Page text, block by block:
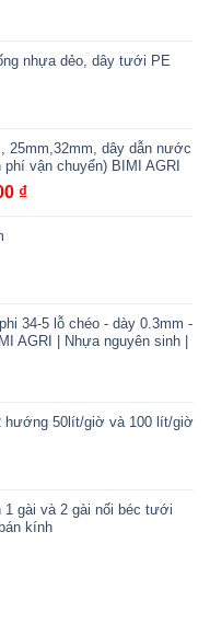
nhựa dẻo, dây tưới PE
₫
25mm,32mm, dây dẫn nước
vận chuyển) BIMI AGRI
₫Khoảng
34-5 lỗ chéo - dày 0.3mm -
AGRI | Nhựa nguyên sinh |
hướng 50lít/giờ và 100 lít/giờ
₫
1 gài và 2 gài nối béc tưới
kính